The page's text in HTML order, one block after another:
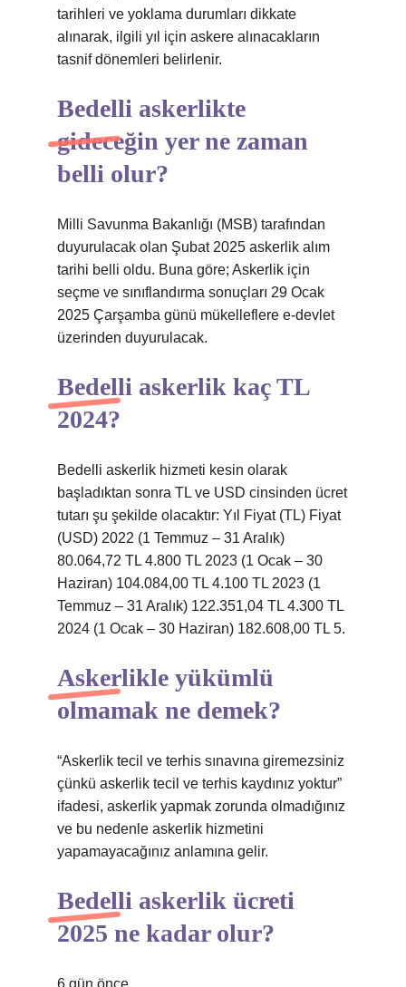
tarihleri ​​ve yoklama durumları dikkate
alınarak, ilgili yıl için askere alınacakların
tasnif dönemleri belirlenir.
Bedelli askerlikte
gideceğin yer ne zaman
belli olur?
Milli Savunma Bakanlığı (MSB) tarafından
duyurulacak olan Şubat 2025 askerlik alım
tarihi belli oldu. Buna göre; Askerlik için
seçme ve sınıflandırma sonuçları 29 Ocak
2025 Çarşamba günü mükelleflere e-devlet
üzerinden duyurulacak.
Bedelli askerlik kaç TL
2024?
Bedelli askerlik hizmeti kesin olarak
başladıktan sonra TL ve USD cinsinden ücret
tutarı şu şekilde olacaktır: Yıl Fiyat (TL) Fiyat
(USD) 2022 (1 Temmuz – 31 Aralık)
80.064,72 TL 4.800 TL 2023 (1 Ocak – 30
Haziran) 104.084,00 TL 4.100 TL 2023 (1
Temmuz – 31 Aralık) 122.351,04 TL 4.300 TL
2024 (1 Ocak – 30 Haziran) 182.608,00 TL 5.
Askerlikle yükümlü
olmamak ne demek?
“Askerlik tecil ve terhis sınavına giremezsiniz
çünkü askerlik tecil ve terhis kaydınız yoktur”
ifadesi, askerlik yapmak zorunda olmadığınız
ve bu nedenle askerlik hizmetini
yapamayacağınız anlamına gelir.
Bedelli askerlik ücreti
2025 ne kadar olur?
6 gün önce